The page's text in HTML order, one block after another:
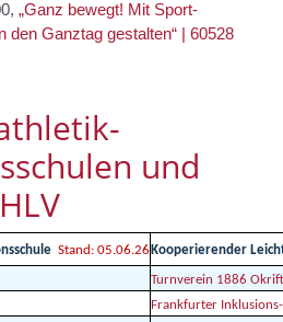
„Ganz bewegt! Mit Sport-
den Ganztag gestalten“ | 60528
und
Stand: 05.06.26 Kooperierender
Turnverein 1886
Frankfurter